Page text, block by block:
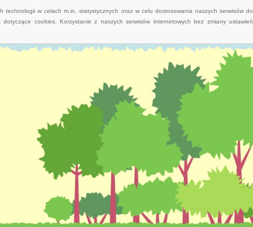
w celach m.in. statystycznych oraz w celu dostosowania naszych serwisów do
cookies. Korzystanie z naszych serwisów internetowych bez zmiany ustawień